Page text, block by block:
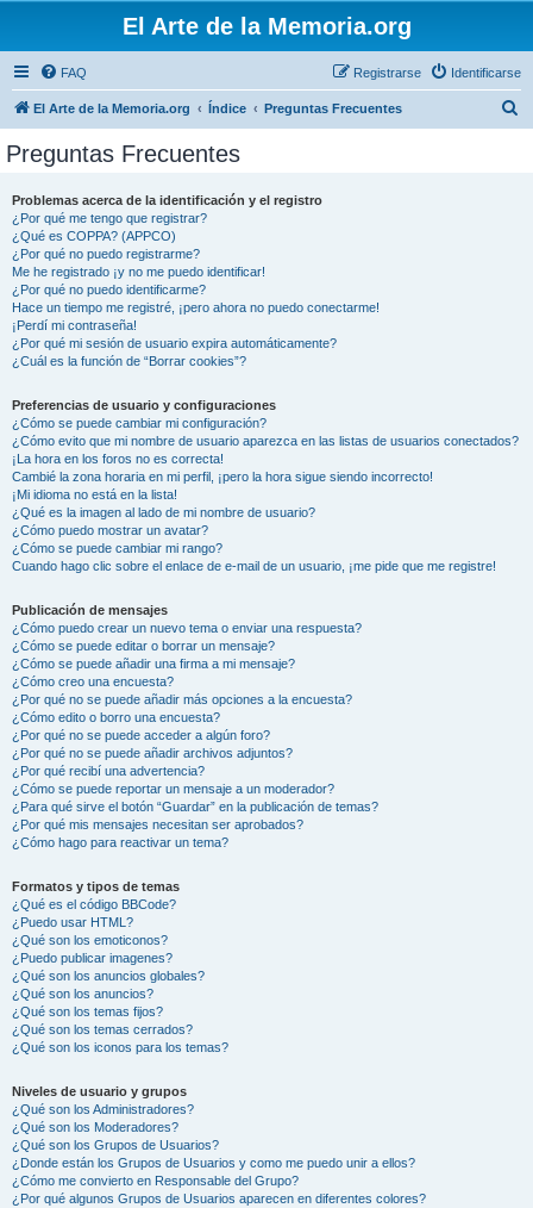
El Arte de la Memoria.org
FAQ Identificarse
Registrarse
El Arte de la Memoria.org Índice Preguntas Frecuentes
Preguntas Frecuentes
Problemas acerca de la identificación y el registro
¿Por qué me tengo que registrar?
¿Qué es COPPA? (APPCO)
¿Por qué no puedo registrarme?
Me he registrado ¡y no me puedo identificar!
¿Por qué no puedo identificarme?
Hace un tiempo me registré, ¡pero ahora no puedo conectarme!
¡Perdí mi contraseña!
¿Por qué mi sesión de usuario expira automáticamente?
¿Cuál es la función de “Borrar cookies”?
Preferencias de usuario y configuraciones
¿Cómo se puede cambiar mi configuración?
¿Cómo evito que mi nombre de usuario aparezca en las listas de usuarios conectados?
¡La hora en los foros no es correcta!
Cambié la zona horaria en mi perfil, ¡pero la hora sigue siendo incorrecto!
¡Mi idioma no está en la lista!
¿Qué es la imagen al lado de mi nombre de usuario?
¿Cómo puedo mostrar un avatar?
¿Cómo se puede cambiar mi rango?
Cuando hago clic sobre el enlace de e-mail de un usuario, ¡me pide que me registre!
Publicación de mensajes
¿Cómo puedo crear un nuevo tema o enviar una respuesta?
¿Cómo se puede editar o borrar un mensaje?
¿Cómo se puede añadir una firma a mi mensaje?
¿Cómo creo una encuesta?
¿Por qué no se puede añadir más opciones a la encuesta?
¿Cómo edito o borro una encuesta?
¿Por qué no se puede acceder a algún foro?
¿Por qué no se puede añadir archivos adjuntos?
¿Por qué recibí una advertencia?
¿Cómo se puede reportar un mensaje a un moderador?
¿Para qué sirve el botón “Guardar” en la publicación de temas?
¿Por qué mis mensajes necesitan ser aprobados?
¿Cómo hago para reactivar un tema?
Formatos y tipos de temas
¿Qué es el código BBCode?
¿Puedo usar HTML?
¿Qué son los emoticonos?
¿Puedo publicar imagenes?
¿Qué son los anuncios globales?
¿Qué son los anuncios?
¿Qué son los temas fijos?
¿Qué son los temas cerrados?
¿Qué son los iconos para los temas?
Niveles de usuario y grupos
¿Qué son los Administradores?
¿Qué son los Moderadores?
¿Qué son los Grupos de Usuarios?
¿Donde están los Grupos de Usuarios y como me puedo unir a ellos?
¿Cómo me convierto en Responsable del Grupo?
¿Por qué algunos Grupos de Usuarios aparecen en diferentes colores?